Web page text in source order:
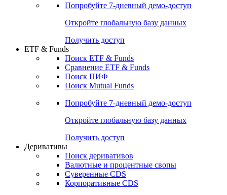
Попробуйте 7-дневный демо-доступ
Откройте глобальную базу данных
Получить доступ
ETF & Funds
Поиск ETF & Funds
Сравнение ETF & Funds
Поиск ПИФ
Поиск Mutual Funds
Попробуйте 7-дневный демо-доступ
Откройте глобальную базу данных
Получить доступ
Деривативы
Поиск деривативов
Валютные и процентные свопы
Суверенные CDS
Корпоративные CDS